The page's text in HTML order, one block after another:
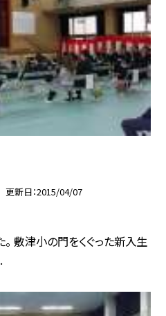
更新日 2015/04/07
敷津小の門をくぐった新入生